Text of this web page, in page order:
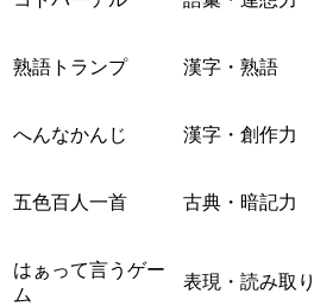
熟語トランプ 漢字・熟語
へんなかんじ 漢字・創作力
五色百人一首 古典・暗記力
はぁって言うゲー
ム
表現・読み取り